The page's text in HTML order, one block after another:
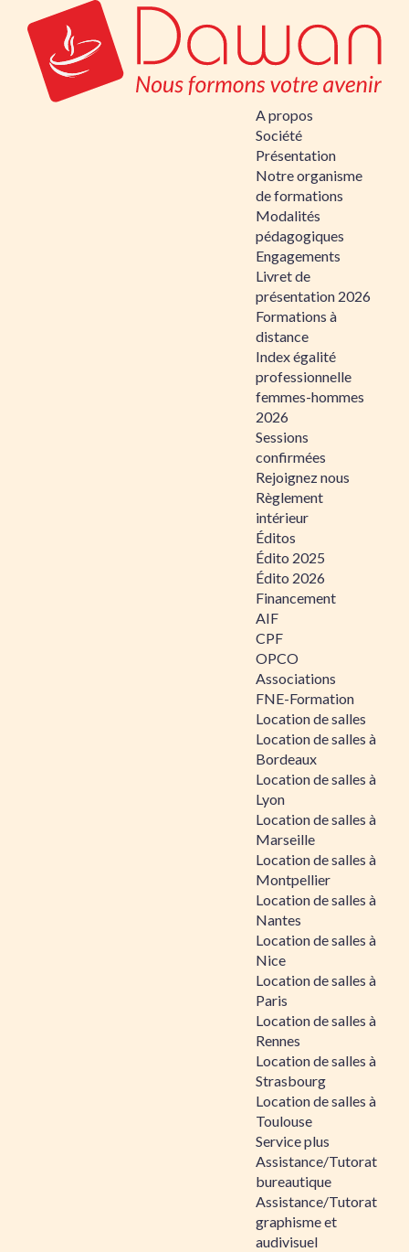
A propos
Société
Présentation
Notre organisme
de formations
Modalités
pédagogiques
Engagements
Livret de
présentation 2026
Formations à
distance
Index égalité
professionnelle
femmes-hommes
2026
Sessions
confirmées
Rejoignez nous
Règlement
intérieur
Éditos
Édito 2025
Édito 2026
Financement
AIF
CPF
OPCO
Associations
FNE-Formation
Location de salles
Location de salles à
Bordeaux
Location de salles à
Lyon
Location de salles à
Marseille
Location de salles à
Montpellier
Location de salles à
Nantes
Location de salles à
Nice
Location de salles à
Paris
Location de salles à
Rennes
Location de salles à
Strasbourg
Location de salles à
Toulouse
Service plus
Assistance/Tutorat
bureautique
Assistance/Tutorat
graphisme et
audivisuel